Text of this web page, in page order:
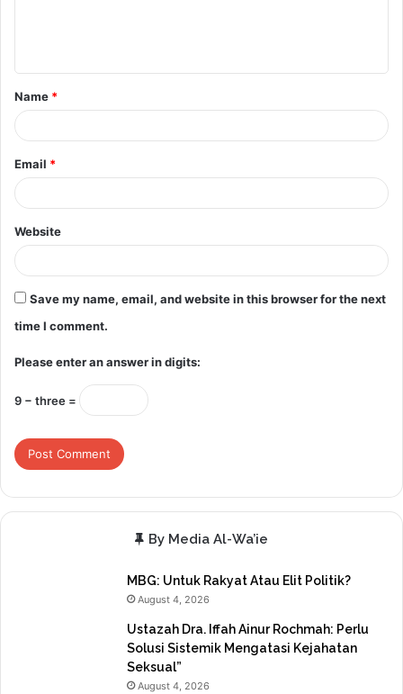
t
*
Name *
Email *
Website
Save my name, email, and website in this browser for the next
time I comment.
Please enter an answer in digits:
9 − three =
By Media Al-Wa’ie
MBG: Untuk Rakyat Atau Elit Politik?
August 4, 2026
Ustazah Dra. Iffah Ainur Rochmah: Perlu
Solusi Sistemik Mengatasi Kejahatan
Seksual”
August 4, 2026